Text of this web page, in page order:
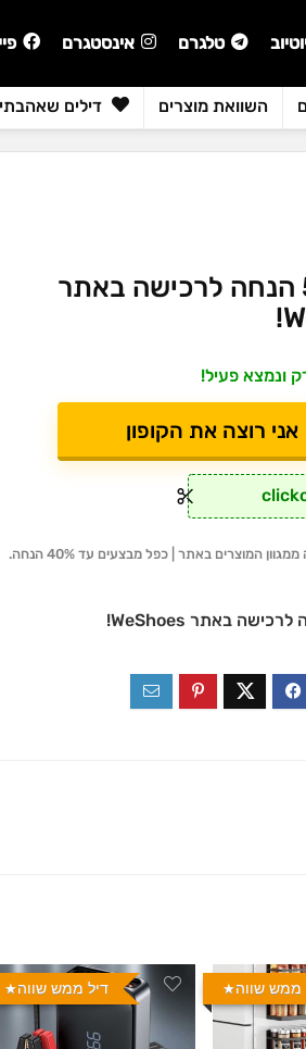
אינסטגרם טלגרם
השוואת מוצרים דילים שאהבתי
קופון 5% הנחה לרכישה באתר
ונמצא פעיל!
אני רוצה את הקופון
ממש שווה דיל ממש שווה